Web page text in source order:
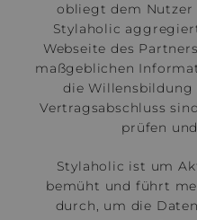
obliegt dem
Stylaholic
Webseite des
maßgeblichen
die Willensbildung
Vertragsabschluss
prüfen
Stylaholic ist um
bemüht und führt
durch, um die